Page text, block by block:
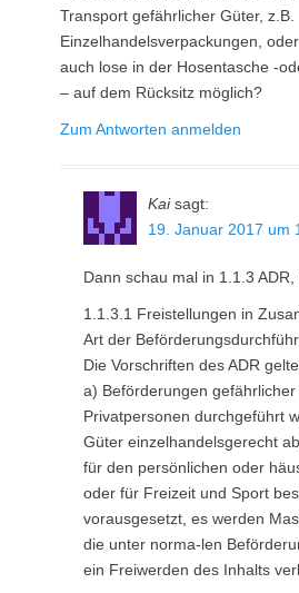
Transport gefährlicher Güter, z.B.
Einzelhandelsverpackungen,
auch lose in der Hosentasche -
– auf dem Rücksitz möglich?
Zum Antworten anmelden
Kai sagt:
19. Januar 2017 um
Dann schau mal in 1.1.3
1.1.3.1 Freistellungen in
Art der
Die Vorschriften des ADR
a) Beförderungen gefährlicher
Privatpersonen durchgeführt
Güter einzelhandelsgerecht
für den persönlichen oder
oder für Freizeit und Sport
vorausgesetzt, es werden
die unter norma-len
ein Freiwerden des Inhalts